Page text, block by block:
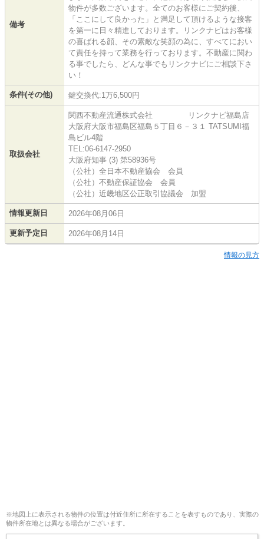
備考
物件が多数ございます。全てのお客様にご契約後、
「ここにして良かった」と満足して頂けるような接客
を第一に日々精進しております。リンクナビはお客様
の喜ばれる顔、その素敵な笑顔の為に、すべてにおい
て責任を持って業務を行っております。不動産に関わ
る事でしたら、どんな事でもリンクナビにご相談下さ
い！
条件(その他) 鍵交換代:1万6,500円
取扱会社
関西不動産流通株式会社 リンクナビ福島店
大阪府大阪市福島区福島５丁目６－３１ TATSUMI福
島ビル4階
TEL:06-6147-2950
大阪府知事 (3) 第58936号
（公社）全日本不動産協会 会員
（公社）不動産保証協会 会員
（公社）近畿地区公正取引協議会 加盟
情報更新日 2026年08月06日
更新予定日 2026年08月14日
情報の見方
※地図上に表示される物件の位置は付近住所に所在することを表すものであり、実際の
物件所在地とは異なる場合がございます。